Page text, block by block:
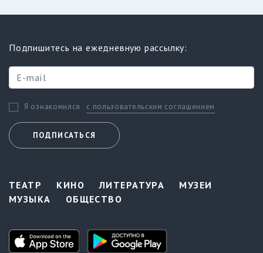
Подпишитесь на ежедневную рассылку:
Я ознакомился с пользовательским соглашением
ПОДПИСАТЬСЯ
ТЕАТР КИНО ЛИТЕРАТУРА
МУЗЕИ
МУЗЫКА
ОБЩЕСТВО